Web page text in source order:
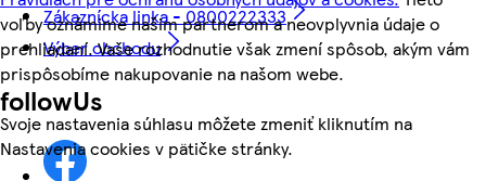
voľby oznámime našim partnerom a neovplyvnia údaje o
prehliadaní. Vaše rozhodnutie však zmení spôsob, akým vám
prispôsobíme nakupovanie na našom webe.
Svoje nastavenia súhlasu môžete zmeniť kliknutím na
Nastavenia cookies v pätičke stránky.
Zákaznícka linka - 0800222333
Výber obchodu
followUs